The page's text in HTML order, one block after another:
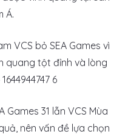
Á.
Games 31 lẫn VCS Mùa
nên vấn đề lựa chọn